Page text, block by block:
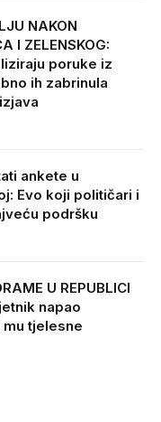
NAKON
I ZELENSKOG:
poruke iz
ih zabrinula
ankete u
Evo koji političari i
podršku
U REPUBLICI
napao
tjelesne